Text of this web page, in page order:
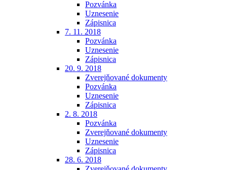
Pozvánka
Uznesenie
Zápisnica
7. 11. 2018
Pozvánka
Uznesenie
Zápisnica
20. 9. 2018
Zverejňované dokumenty
Pozvánka
Uznesenie
Zápisnica
2. 8. 2018
Pozvánka
Zverejňované dokumenty
Uznesenie
Zápisnica
28. 6. 2018